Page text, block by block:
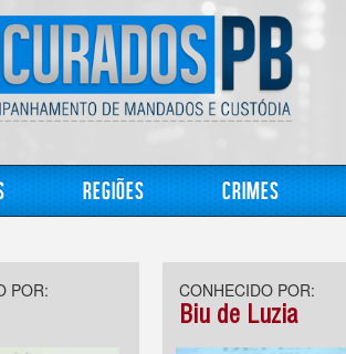
Regiões Crimes
POR: CONHECIDO POR:
Biu de Luzia